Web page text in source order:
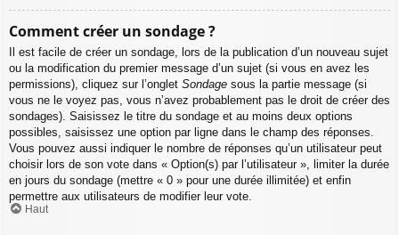
Comment créer un sondage ?
Il est facile de créer un sondage, lors de la publication d’un nouveau sujet
ou la modification du premier message d’un sujet (si vous en avez les
permissions), cliquez sur l’onglet Sondage sous la partie message (si
vous ne le voyez pas, vous n’avez probablement pas le droit de créer des
sondages). Saisissez le titre du sondage et au moins deux options
possibles, saisissez une option par ligne dans le champ des réponses.
Vous pouvez aussi indiquer le nombre de réponses qu’un utilisateur peut
choisir lors de son vote dans « Option(s) par l’utilisateur », limiter la durée
en jours du sondage (mettre « 0 » pour une durée illimitée) et enfin
permettre aux utilisateurs de modifier leur vote.
Haut